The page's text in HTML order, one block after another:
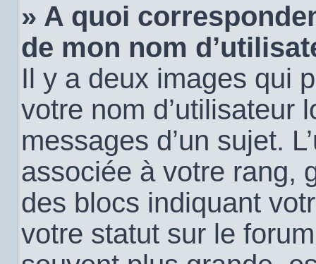
» A quoi
de mon nom
Il y a deux images qui
votre nom d’utilisateur
messages d’un sujet.
associée à votre rang,
des blocs indiquant
votre statut sur le